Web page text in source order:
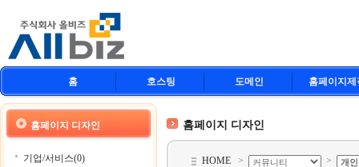
홈 호스팅 도메인 홈페이지제
홈페이지 디자인
기업/서비스(0)
홈페이지 디자인
HOME > >